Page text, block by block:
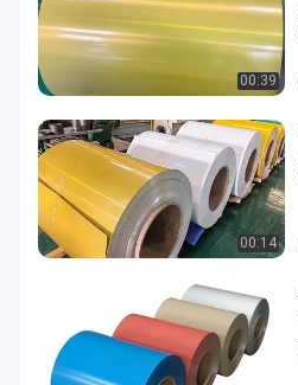
00:39
00:14